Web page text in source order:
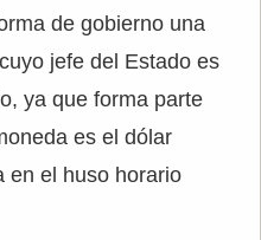
de gobierno una
jefe del Estado es
ya que forma parte
es el dólar
en el huso horario